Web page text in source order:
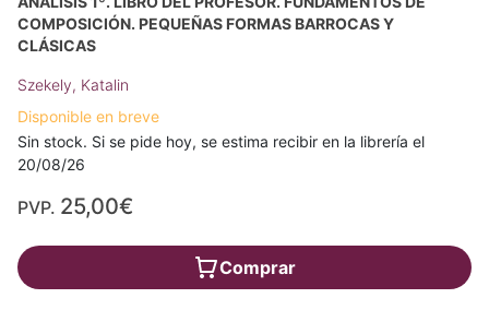
COMPOSICIÓN. PEQUEÑAS FORMAS BARROCAS Y
CLÁSICAS
Szekely, Katalin
Disponible en breve
Sin stock. Si se pide hoy, se estima recibir en la librería el
20/08/26
PVP. 25,00€
Comprar